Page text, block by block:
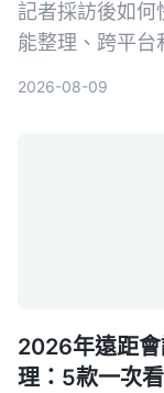
記者採訪後如何
能整理、跨平
2026-08-09
2026年遠距
理：5款一次看